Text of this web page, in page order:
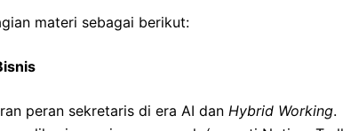
materi sebagai berikut:
peran sekretaris di era AI dan Hybrid Working.